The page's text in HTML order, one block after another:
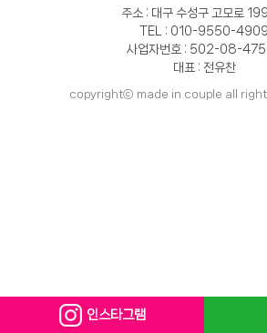
주소 : 대구 수성구 고모로
TEL : 010-9550-4909
사업자번호 : 502-08-
대표 : 전유찬
copyrightⓒ made in couple all
인스타그램